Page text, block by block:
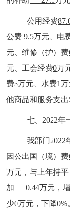
公用经费
公费 9.5万元、电
元、维修（护）费
元、工会经费0万
费3万元、水费1
他商品和服务支出
七、2022年
我部门2022
因公出国（境）费
万元，与上年持
加 0.44万元，
少0万元，下降0%